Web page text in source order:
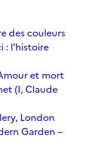
des couleurs
: l'histoire
et mort
(I, Claude
London
Garden –